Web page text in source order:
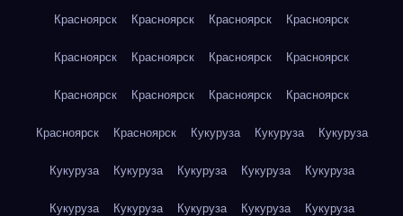
Красноярск Красноярск Красноярск Красноярск
Красноярск Красноярск Красноярск Красноярск
Красноярск Красноярск Красноярск Красноярск
Красноярск Красноярск Кукуруза Кукуруза Кукуруза
Кукуруза Кукуруза Кукуруза Кукуруза Кукуруза
Кукуруза Кукуруза Кукуруза Кукуруза Кукуруза